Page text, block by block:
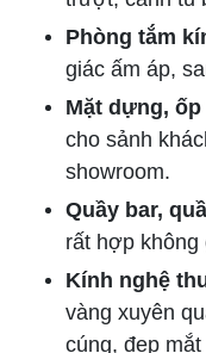
Phòng tắm
giác ấm áp,
Mặt dựng,
cho sảnh
showroom.
Quầy bar,
rất hợp không
Kính nghệ
vàng xuyên
cúng, đẹp